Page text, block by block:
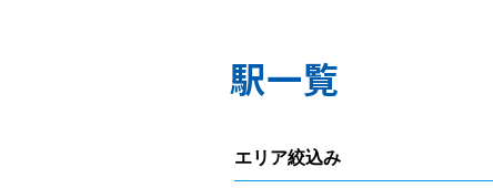
駅一覧
エリア絞込み